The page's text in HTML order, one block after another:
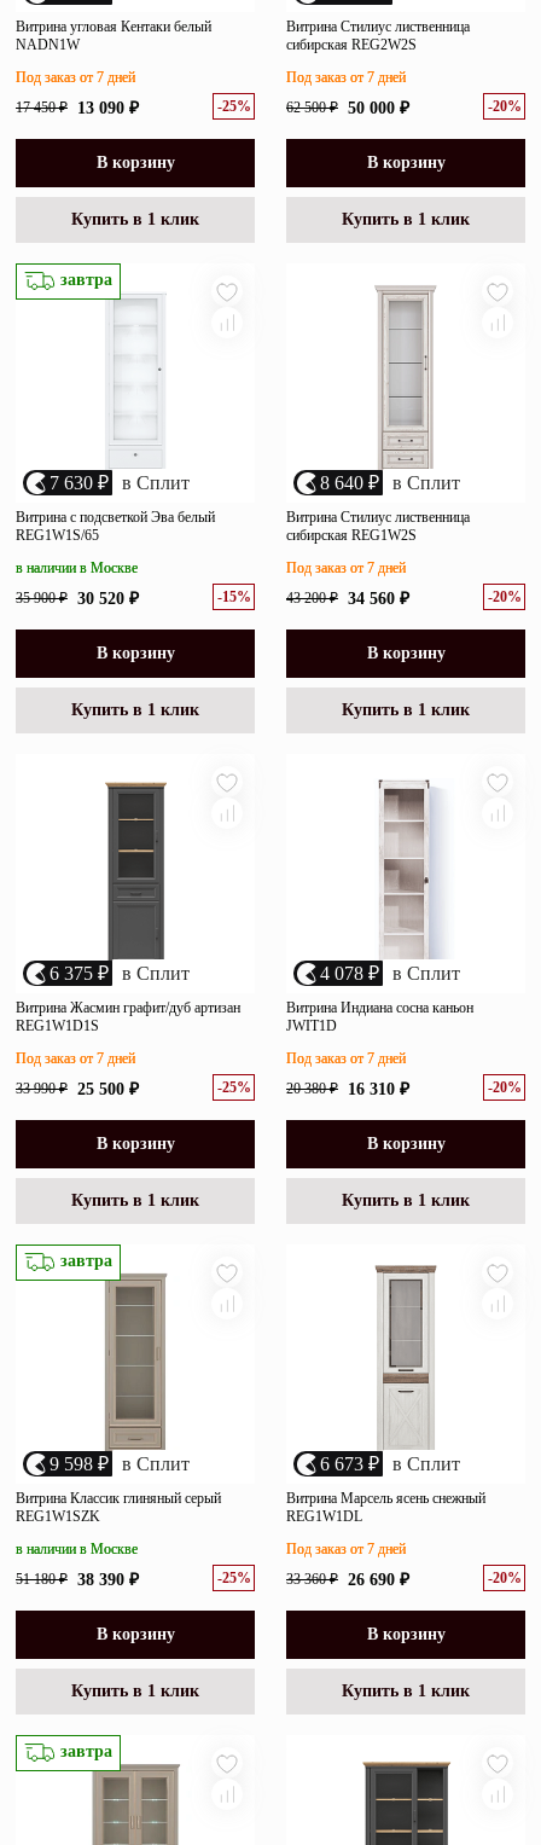
Витрина угловая Кентаки белый
NADN1W
17 450 ₽ 13 090 ₽ -25%
Под заказ от 7 дней
В корзину
Купить в 1 клик
Витрина Стилиус лиственница
сибирская REG2W2S
62 500 ₽ 50 000 ₽ -20%
Под заказ от 7 дней
В корзину
Купить в 1 клик
завтра
7 630 ₽ в Сплит
Витрина с подсветкой Эва белый
REG1W1S/65
35 900 ₽ 30 520 ₽ -15%
в наличии в Москве
В корзину
Купить в 1 клик
8 640 ₽ в Сплит
Витрина Стилиус лиственница
сибирская REG1W2S
43 200 ₽ 34 560 ₽ -20%
Под заказ от 7 дней
В корзину
Купить в 1 клик
6 375 ₽ в Сплит
Витрина Жасмин графит/дуб артизан
REG1W1D1S
33 990 ₽ 25 500 ₽ -25%
Под заказ от 7 дней
В корзину
Купить в 1 клик
4 078 ₽ в Сплит
Витрина Индиана сосна каньон
JWIT1D
20 380 ₽ 16 310 ₽ -20%
Под заказ от 7 дней
В корзину
Купить в 1 клик
завтра
9 598 ₽ в Сплит
Витрина Классик глиняный серый
REG1W1SZK
51 180 ₽ 38 390 ₽ -25%
в наличии в Москве
В корзину
Купить в 1 клик
6 673 ₽ в Сплит
Витрина Марсель ясень снежный
REG1W1DL
33 360 ₽ 26 690 ₽ -20%
Под заказ от 7 дней
В корзину
Купить в 1 клик
завтра